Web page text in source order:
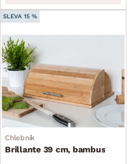
SLEVA 15 %
Chlebník
Brillante 39 cm, bambus